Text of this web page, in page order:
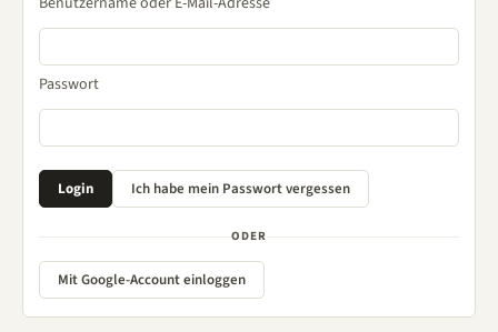
Passwort
ODER
Mit Google-Account einloggen